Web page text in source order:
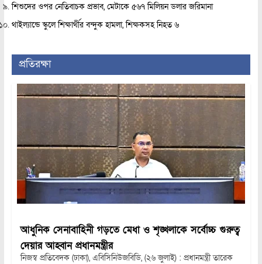
শিশুদের ওপর নেতিবাচক প্রভাব, মেটাকে ৫৬৭ মিলিয়ন ডলার জরিমানা
থাইল্যান্ডে স্কুলে শিক্ষার্থীর বন্দুক হামলা, শিক্ষকসহ নিহত ৬
প্রতিরক্ষা
আধুনিক সেনাবাহিনী গড়তে মেধা ও শৃঙ্খলাকে সর্বোচ্চ গুরুত্ব
দেয়ার আহ্বান প্রধানমন্ত্রীর
নিজস্ব প্রতিবেদক (ঢাকা), এবিসিনিউজবিডি, (২৬ জুলাই) : প্রধানমন্ত্রী তারেক